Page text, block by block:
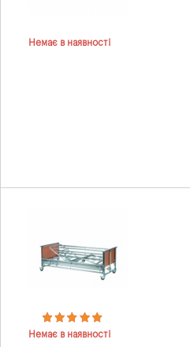
Немає в наявності
Немає в наявності